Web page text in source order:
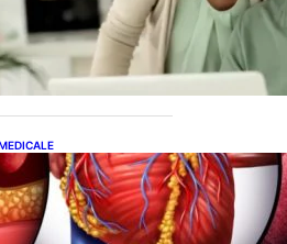
pentru
Ce înseamnă
de până la 500
2026
revoluționară:
terapeutică, un
în eliminarea
din sânge